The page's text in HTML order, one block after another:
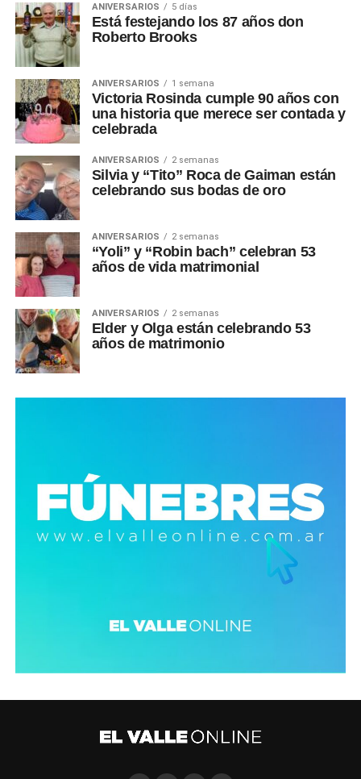
ANIVERSARIOS 5 días
Está festejando los 87 años don
Roberto Brooks
ANIVERSARIOS 1 semana
Victoria Rosinda cumple 90 años con
una historia que merece ser contada y
celebrada
ANIVERSARIOS 2 semanas
Silvia y “Tito” Roca de Gaiman están
celebrando sus bodas de oro
ANIVERSARIOS 2 semanas
“Yoli” y “Robin bach” celebran 53
años de vida matrimonial
ANIVERSARIOS 2 semanas
Elder y Olga están celebrando 53
años de matrimonio